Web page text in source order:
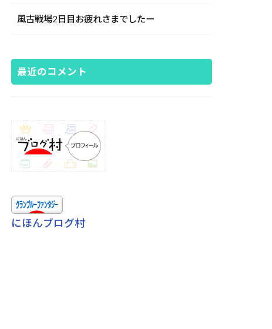
風古戦場2日目お疲れさまでしたー
最近のコメント
にほんブログ村